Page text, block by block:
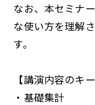
なお、本セミナ
な使い方を理解
す。
【講演内容のキ
・基礎集計